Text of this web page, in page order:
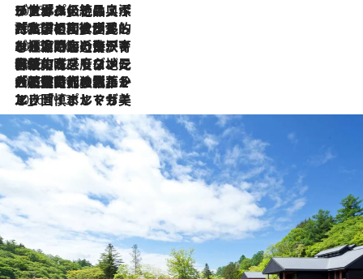
2026.8.8
リスボンの絶品スイーツ「パステル・デ・ナタ」とは？ポルトガル伝統の奥深い世界へ
2026.7.27
「私の祖国はポルトガル語です」国民的詩人フェルナンド・ペソアと、彼が愛した文学の街を歩く
2026.7.26
ポルトガル近海が育む極上の海の幸。キリリと冷えた白ワインと愉しむ、シーフード専門店の贅沢
2026.7.22
伝統の味をモダンに昇華。高感度な地元客が集う、リスボンの最旬ガストロノミー
2026.7.21
大航海時代の栄華から、震災、独裁、そして革命へ。ポルトガル・首都リスボンの石畳に刻まれた「歴史の光と影」
2026.7.13
エッセイ・ヤマザキマリ「慎ましくも美しき国 ポルトガル」